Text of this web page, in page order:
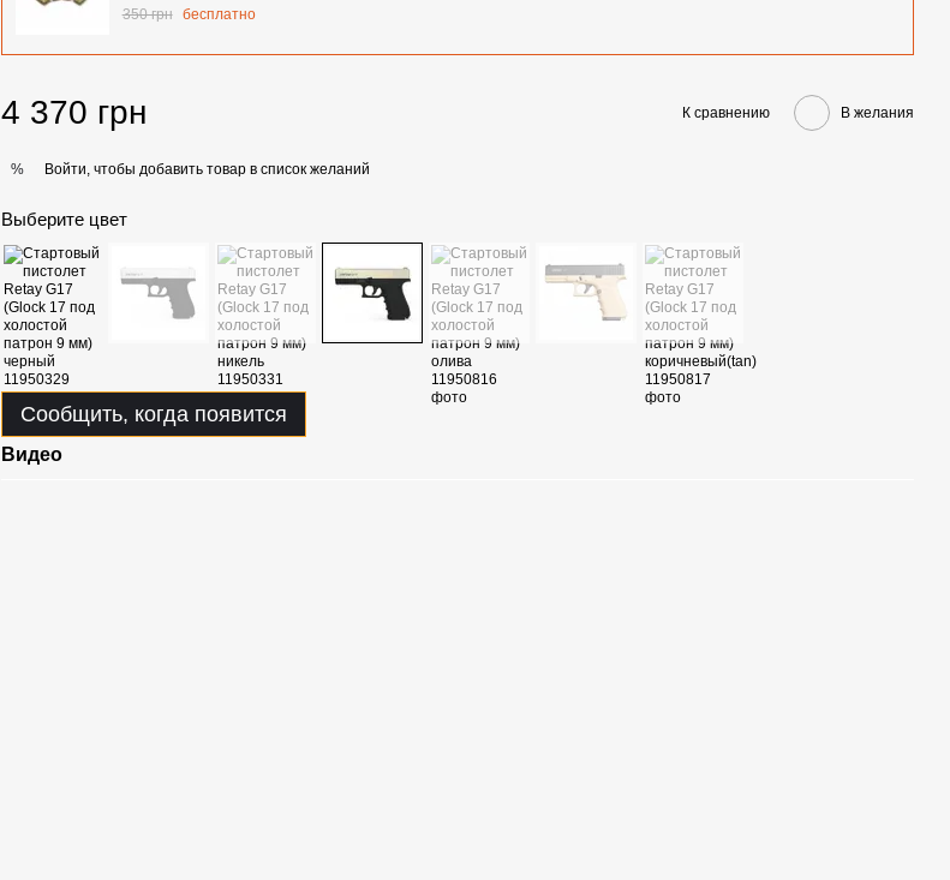
350 грн
бесплатно
4 370 грн К сравнению В желания
% Войти, чтобы добавить товар в список желаний
Выберите цвет
Сообщить, когда появится
Видео